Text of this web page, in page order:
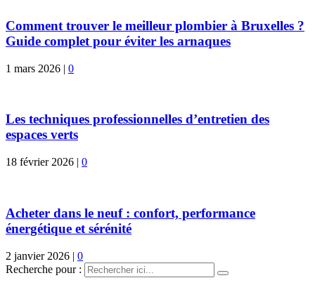
Comment trouver le meilleur plombier à Bruxelles ?
Guide complet pour éviter les arnaques
1 mars 2026 | 0
Les techniques professionnelles d’entretien des
espaces verts
18 février 2026 | 0
Acheter dans le neuf : confort, performance
énergétique et sérénité
2 janvier 2026 | 0
Recherche pour :